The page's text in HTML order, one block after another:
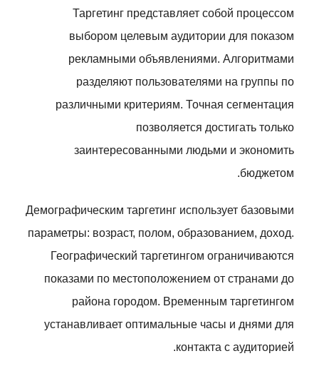
Таргетинг представляет собой процессом
выбором целевым аудитории для показом
рекламными объявлениями. Алгоритмами
разделяют пользователями на группы по
различными критериям. Точная сегментация
позволяется достигать только
заинтересованными людьми и экономить
бюджетом.
Демографическим таргетинг использует базовыми
параметры: возраст, полом, образованием, доход.
Географический таргетингом ограничиваются
показами по местоположением от странами до
района городом. Временным таргетингом
устанавливает оптимальные часы и днями для
контакта с аудиторией.